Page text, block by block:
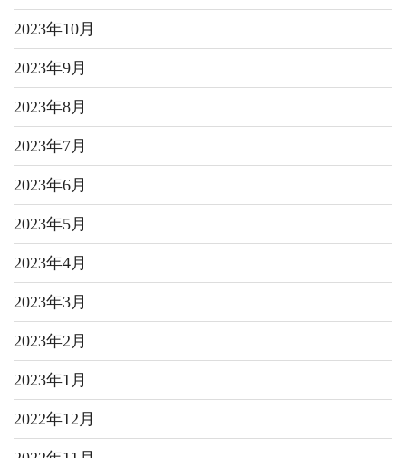
2023年10月
2023年9月
2023年8月
2023年7月
2023年6月
2023年5月
2023年4月
2023年3月
2023年2月
2023年1月
2022年12月